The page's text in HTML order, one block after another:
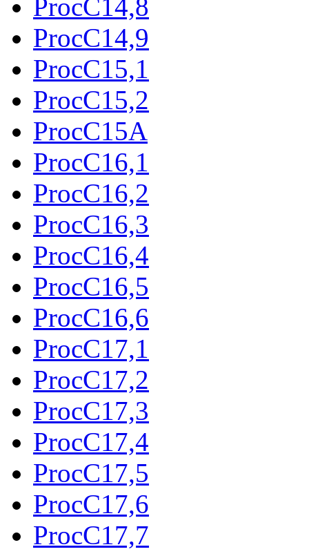
ProcC14,8
ProcC14,9
ProcC15,1
ProcC15,2
ProcC15A
ProcC16,1
ProcC16,2
ProcC16,3
ProcC16,4
ProcC16,5
ProcC16,6
ProcC17,1
ProcC17,2
ProcC17,3
ProcC17,4
ProcC17,5
ProcC17,6
ProcC17,7